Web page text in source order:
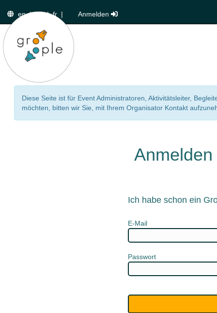
en|de|fr | Anmelden
Diese Seite ist für Event Administratoren, Aktivitätsleiter,
möchten, bitten wir Sie, mit Ihrem Organisator Kontakt
Anmelden
Ich habe schon ein
E-Mail
Passwort